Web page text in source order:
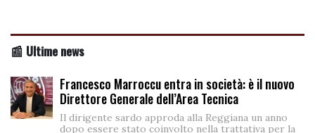
📰 Ultime news
Francesco Marroccu entra in società: è il nuovo
Direttore Generale dell’Area Tecnica
Il dirigente sardo approda alla Reggiana un anno
dopo essere stato coinvolto nella trattativa per la